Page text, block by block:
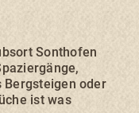
Sonthofen
Bergsteigen oder
ist was
Ein